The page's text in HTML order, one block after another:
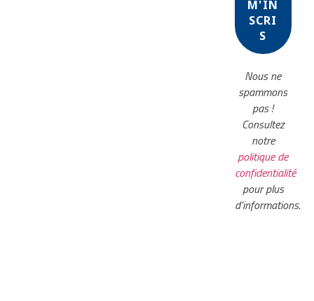
Nous ne
spammons
pas !
Consultez
notre
politique de
confidentialité
pour plus
d’informations.